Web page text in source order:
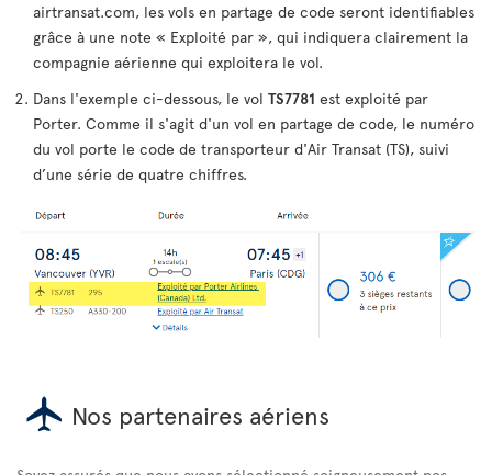
airtransat.com, les vols en partage de code seront identifiables
grâce à une note « Exploité par », qui indiquera clairement la
compagnie aérienne qui exploitera le vol.
Dans l'exemple ci-dessous, le vol TS7781 est exploité par
Porter. Comme il s'agit d'un vol en partage de code, le numéro
du vol porte le code de transporteur d'Air Transat (TS), suivi
d’une série de quatre chiffres.
Nos partenaires aériens